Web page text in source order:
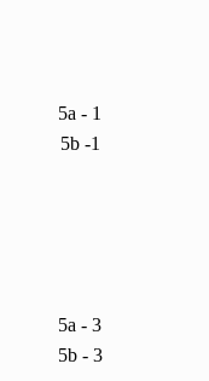
5a - 1
5b -1
5a - 3
5b - 3